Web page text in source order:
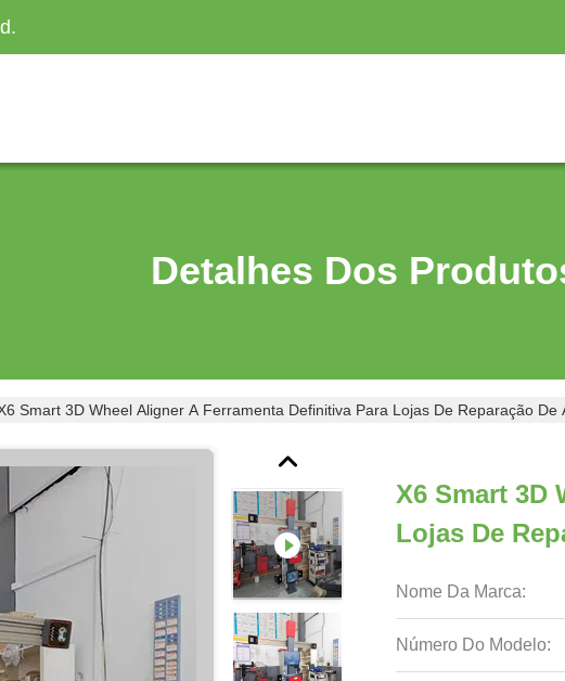
Detalhes Dos
Smart 3D Wheel Aligner A Ferramenta Definitiva Para Lojas De Reparação De
X6 Smart 3D
Lojas De
Nome Da Marca:
Número Do Modelo: